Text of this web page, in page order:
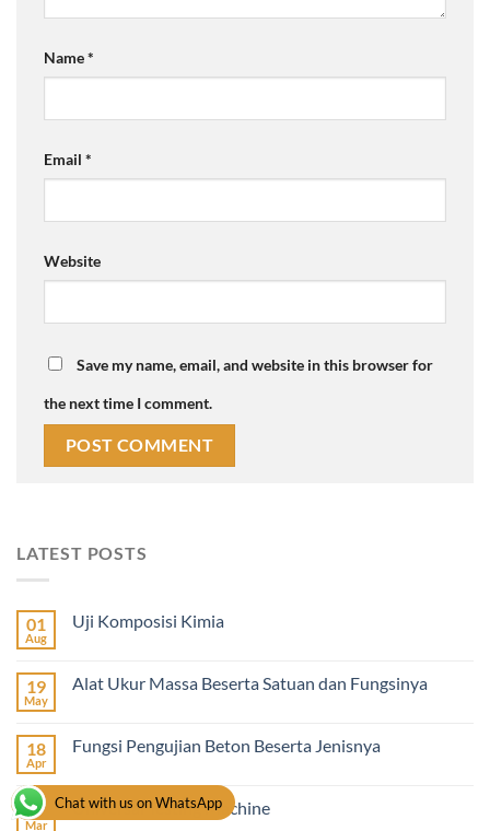
Name*
Email *
Website
Save my name, email, and website in this browser for
the next time I comment.
LATEST POSTS
01
Aug
Uji Komposisi Kimia
19
May
Alat Ukur Massa Beserta Satuan dan Fungsinya
18
Apr
Fungsi Pengujian Beton Beserta Jenisnya
17
Mar
Universal Testing Machine
Chat with us on WhatsApp